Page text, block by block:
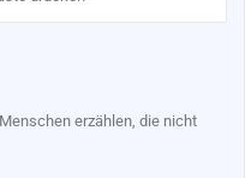
erzählen, die nicht